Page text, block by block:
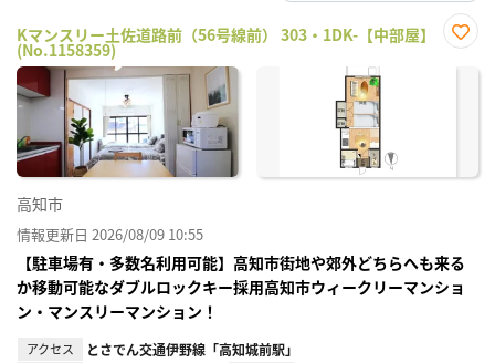
Kマンスリー土佐道路前（56号線前） 303・1DK-【中部屋】
(No.1158359)
に入
高知市
情報更新日 2026/08/09 10:55
【駐車場有・多数名利用可能】高知市街地や郊外どちらへも来る
か移動可能なダブルロックキー採用高知市ウィークリーマンショ
ン・マンスリーマンション！
アクセス とさでん交通伊野線「高知城前駅」